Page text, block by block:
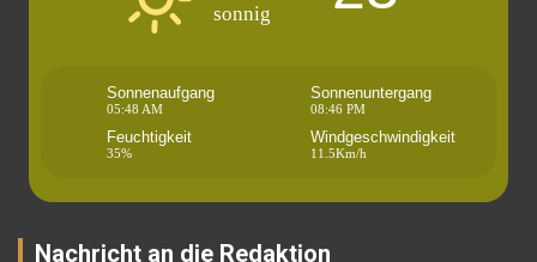
sonnig
Sonnenaufgang
05:48 AM
Sonnenuntergang
08:46 PM
Feuchtigkeit
35%
Windgeschwindigkeit
11.5Km/h
Nachricht an die Redaktion